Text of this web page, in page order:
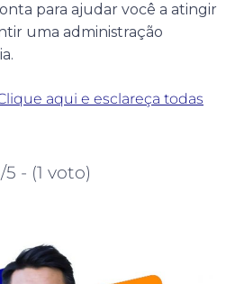
para ajudar você a atingir
uma administração
aqui e esclareça todas
5 - (1 voto)